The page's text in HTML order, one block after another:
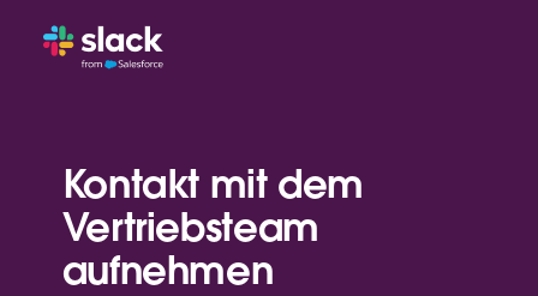
Kontakt mit dem
Vertriebsteam
aufnehmen